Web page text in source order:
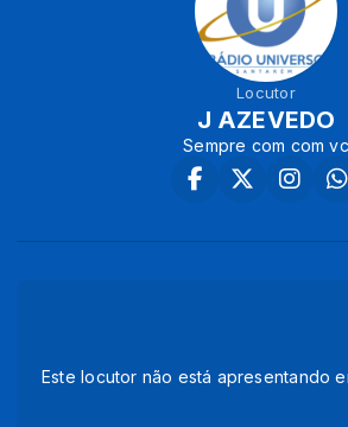
Locutor
J AZEVEDO
Sempre com com vc
Este locutor não está apresentando